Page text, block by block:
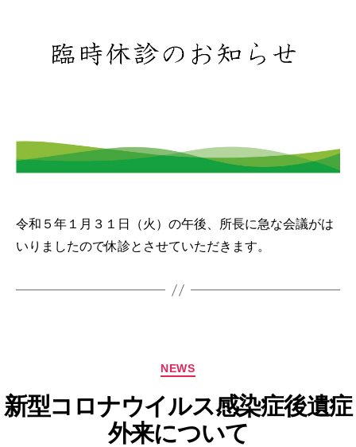
令和５年１月３１日（火）の午後、所長に急な会議がは
いりましたので休診とさせていただきます。
カ
テ
ゴ
リ
ー
NEWS
新型コロナウイルス感染症後遺症
外来について